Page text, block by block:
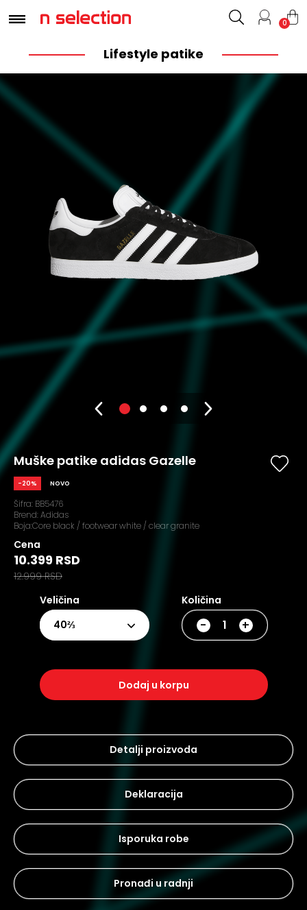
0
Lifestyle patike
Muške patike adidas Gazelle
-20% NOVO
Šifra: BB5476
Brend:Adidas
Boja:Core black / footwear white / clear granite
Cena
10.399 RSD
12.999 RSD
Veličina
40⅔
Količina
- +
dodaj u korpu
Detalji proizvoda
Deklaracija
Isporuka robe
Pronađi u radnji